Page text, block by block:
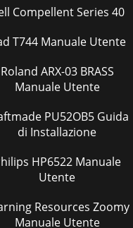
Compellent Series 40
Nad T744 Manuale Utente
Roland ARX-03 BRASS
Manuale Utente
PU52OB5 Guida
di Installazione
HP6522 Manuale
Utente
Resources Zoomy
Manuale Utente